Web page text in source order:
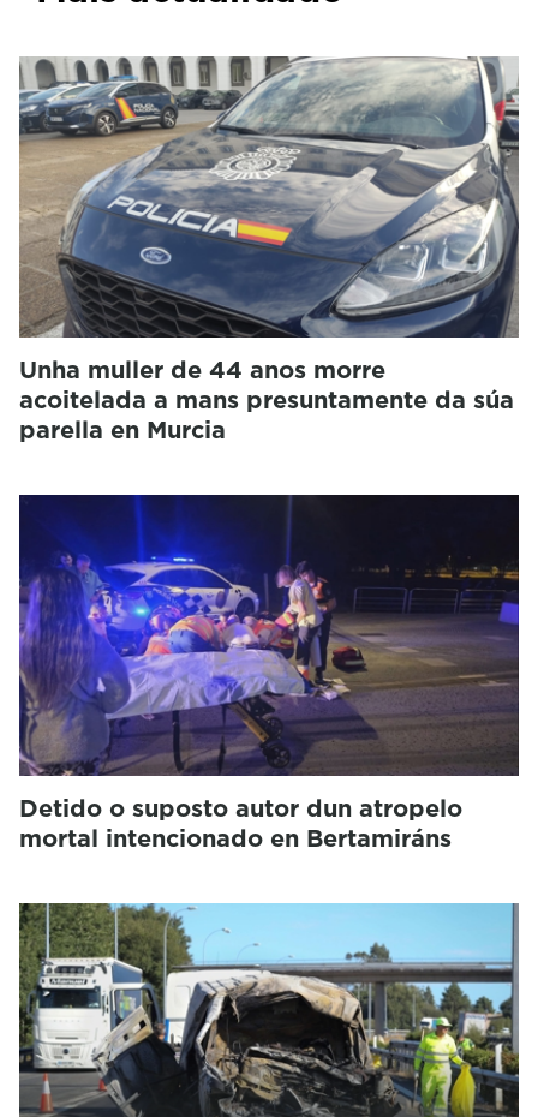
Unha muller de 44 anos morre
acoitelada a mans presuntamente da súa
parella en Murcia
Detido o suposto autor dun atropelo
mortal intencionado en Bertamiráns